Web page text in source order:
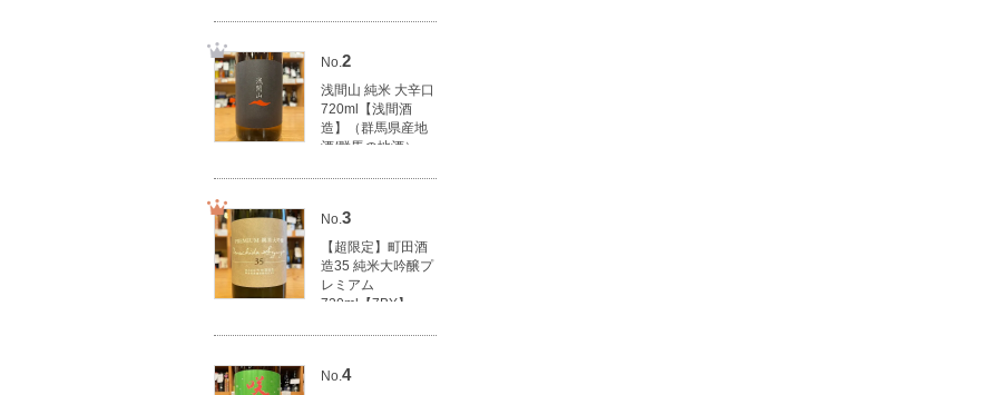
No.2
浅間山 純米 大辛口
720ml【浅間酒
造】（群馬県産地
酒/群馬の地酒）
No.3
【超限定】町田酒
造35 純米大吟醸プ
レミアム
720ml【7BY】
4,000円(税込4,400
No.4